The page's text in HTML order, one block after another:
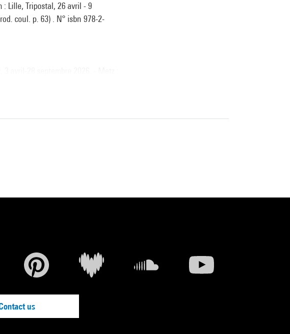
: Lille, Tripostal, 26 avril - 9
coul. p. 63) . N° isbn 978-2-
avril-28 septembre 2026. - Metz :
us